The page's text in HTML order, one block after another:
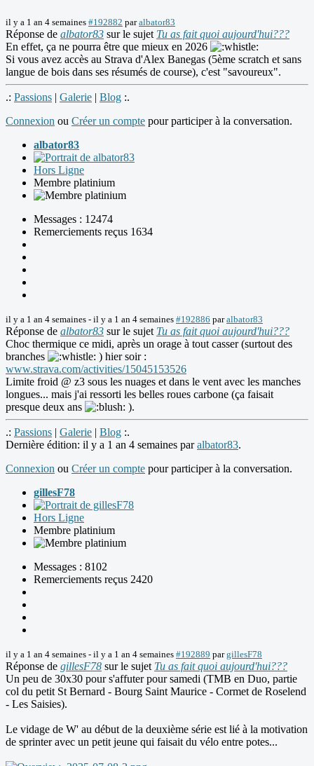
il y a 1 an 4 semaines #192882 paralbator83
Réponse de albator83 sur le sujet Tu as fait quoi aujourd'hui???
En effet, ça ne pourra être que mieux en 2026
Si vous avez accès au Strava d'Alex Banegas (5ème scratch et sans
langue de bois dans ses résumés de course), c'est "savoureux".
.: Passions | Galerie | Blog :.
Connexion ou Créer un compte pour participer à la conversation.
albator83
Hors Ligne
Membre platinium
Messages : 12474
Remerciements reçus 1634
il y a 1 an 4 semaines - il y a 1 an 4 semaines #192886 paralbator83
Réponse de albator83 sur le sujet Tu as fait quoi aujourd'hui???
Choc thermique ce midi, après un orage à tout casser (surtout des
branches
) hier soir :
www.strava.com/activities/15045153526
Limite froid @ z3 sous les nuages et dans le vent avec les manches
longues... mais j'ai ressorti les belles roues carbone (ça faisait
presque deux ans
).
.: Passions | Galerie | Blog :.
Dernière édition: il y a 1 an 4 semaines paralbator83.
Connexion ou Créer un compte pour participer à la conversation.
gillesF78
Hors Ligne
Membre platinium
Messages : 8102
Remerciements reçus 2420
il y a 1 an 4 semaines - il y a 1 an 4 semaines #192889 pargillesF78
Réponse de gillesF78 sur le sujet Tu as fait quoi aujourd'hui???
Un peu de 30x30 pour s'affuter pour samedi (TMB en Duo, partie
col du petit St Bernard - Bourg Saint Maurice - Cormet de Roselend
- Les Saisies).
Le vidage de W' au début de la deuxième série est lié à la motivation
de sprinter avec un petit jeune qui faisait du vélo entre potes...